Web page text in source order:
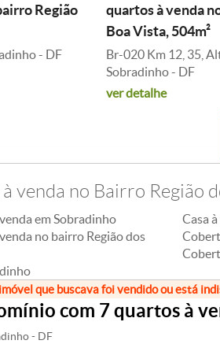
Região
- DF
quartos à venda
Boa Vista, 504m²
Br-020 Km 12, 35,
Sobradinho - DF
ver detalhe
venda no Bairro Região
em Sobradinho
no bairro Região dos
Casa
que buscava foi vendido ou está
com 7 quartos à
- DF